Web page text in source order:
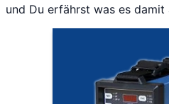
und Du erfährst was es damit